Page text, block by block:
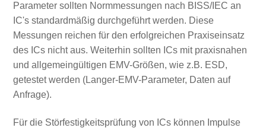
Parameter sollten Normmessungen nach BISS/IEC an
IC's standardmäßig durchgeführt werden. Diese
Messungen reichen für den erfolgreichen Praxiseinsatz
des ICs nicht aus. Weiterhin sollten ICs mit praxisnahen
und allgemeingültigen EMV-Größen, wie z.B. ESD,
getestet werden (Langer-EMV-Parameter, Daten auf
Anfrage).
Für die Störfestigkeitsprüfung von ICs können Impulse